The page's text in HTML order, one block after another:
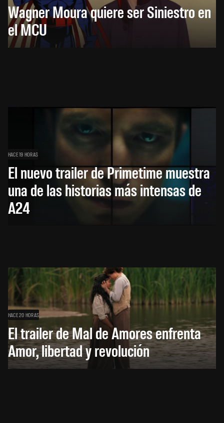
Wagner Moura quiere ser Siniestro en
el MCU
HACE 19 HORAS
El nuevo trailer de Primetime muestra
una de las historias más intensas de
A24
HACE 20 HORAS
El trailer de Mal de Amores enfrenta
Amor, libertad y revolución